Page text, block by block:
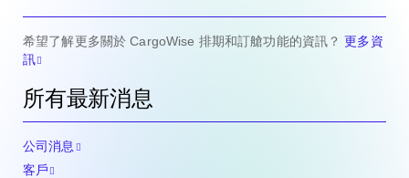
希望了解更多關於 CargoWise 排期和訂艙功能的資訊？更多資
訊
所有最新消息
公司消息
客戶